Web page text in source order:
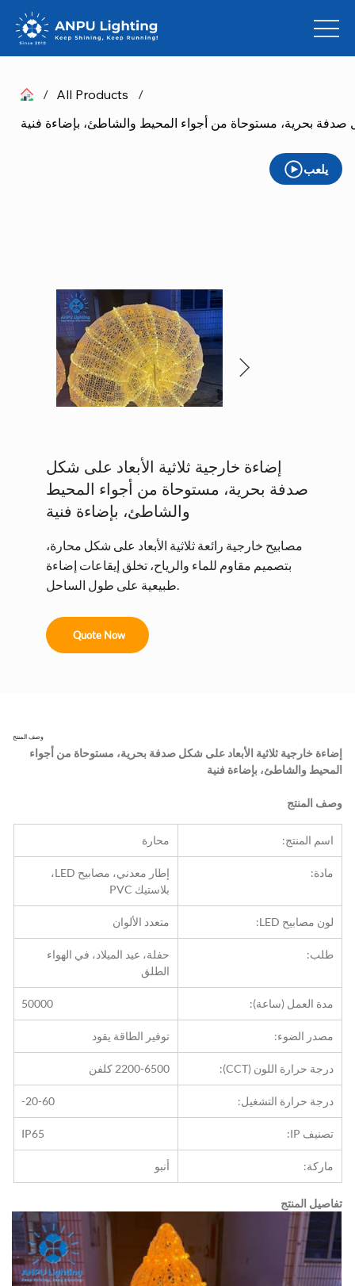
/ All Products
/
صدفة بحرية، مستوحاة من أجواء المحيط والشاطئ، بإضاءة فنية
يلعب
إضاءة خارجية ثلاثية الأبعاد على شكل
صدفة بحرية، مستوحاة من أجواء المحيط
والشاطئ، بإضاءة فنية
مصابيح خارجية رائعة ثلاثية الأبعاد على شكل محارة،
بتصميم مقاوم للماء والرياح، تخلق إيقاعات إضاءة
Quote Now
وصف المنتج
إضاءة خارجية ثلاثية الأبعاد على شكل صدفة بحرية، مستوحاة من أجواء
المحيط والشاطئ، بإضاءة فنية
وصف المنتج
اسم المنتج: محارة
مادة:
إطار معدني، مصابيح LED،
بلاستيك PVC
لون مصابيح LED: متعدد الألوان
طلب:
حفلة، عيد الميلاد، في الهواء
الطلق
مدة العمل (ساعة): 50000
مصدر الضوء: توفير الطاقة يقود
درجة حرارة اللون (CCT): 2200-6500 كلفن
درجة حرارة التشغيل: -20-60
تصنيف IP: IP65
ماركة: أنبو
تفاصيل المنتج